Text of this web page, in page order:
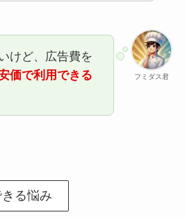
フミダス君
けど、広告費を
価で利用できる
る悩み